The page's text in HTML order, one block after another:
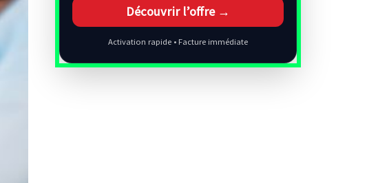
Découvrir l’offre →
Activation rapide • Facture immédiate